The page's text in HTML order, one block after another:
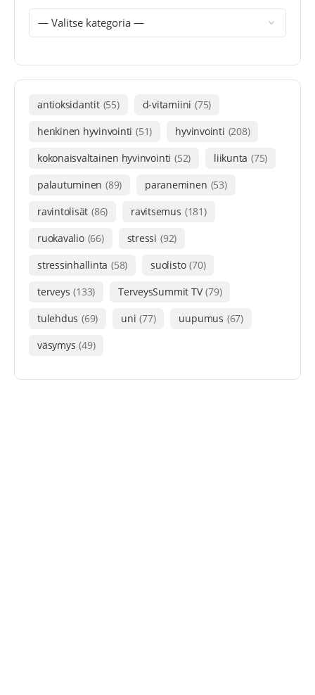
antioksidantit (55) d-vitamiini (75)
henkinen hyvinvointi (51) hyvinvointi (208)
kokonaisvaltainen hyvinvointi (52) liikunta (75)
palautuminen (89) paraneminen (53)
ravintolisät (86) ravitsemus (181)
ruokavalio (66) stressi (92)
stressinhallinta (58) suolisto (70)
terveys (133) TerveysSummit TV (79)
tulehdus (69) uni (77) uupumus (67)
väsymys (49)